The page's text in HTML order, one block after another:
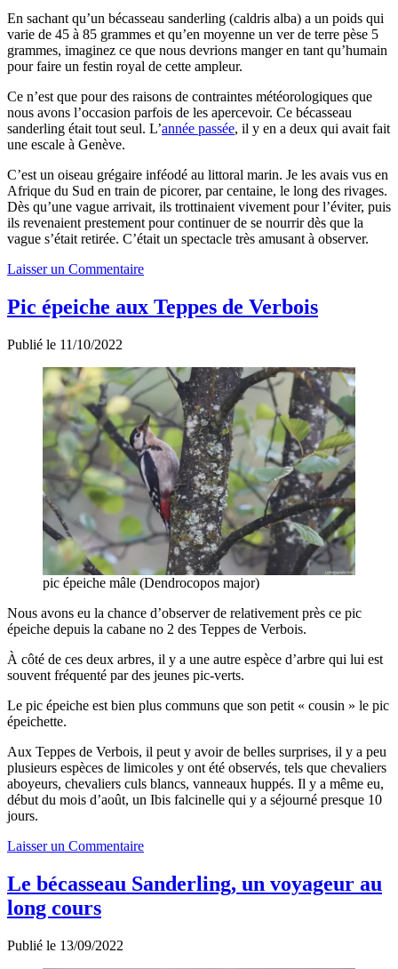
En sachant qu’un bécasseau sanderling (caldris alba) a un poids qui
varie de 45 à 85 grammes et qu’en moyenne un ver de terre pèse 5
grammes, imaginez ce que nous devrions manger en tant qu’humain
pour faire un festin royal de cette ampleur.
Ce n’est que pour des raisons de contraintes météorologiques que
nous avons l’occasion parfois de les apercevoir. Ce bécasseau
sanderling était tout seul. L’année passée, il y en a deux qui avait fait
une escale à Genève.
C’est un oiseau grégaire inféodé au littoral marin. Je les avais vus en
Afrique du Sud en train de picorer, par centaine, le long des rivages.
Dès qu’une vague arrivait, ils trottinaient vivement pour l’éviter, puis
ils revenaient prestement pour continuer de se nourrir dès que la
vague s’était retirée. C’était un spectacle très amusant à observer.
Laisser un Commentaire
Pic épeiche aux Teppes de Verbois
Publié le 11/10/2022
pic épeiche mâle (Dendrocopos major)
Nous avons eu la chance d’observer de relativement près ce pic
épeiche depuis la cabane no 2 des Teppes de Verbois.
À côté de ces deux arbres, il y a une autre espèce d’arbre qui lui est
souvent fréquenté par des jeunes pic-verts.
Le pic épeiche est bien plus communs que son petit « cousin » le pic
épeichette.
Aux Teppes de Verbois, il peut y avoir de belles surprises, il y a peu
plusieurs espèces de limicoles y ont été observés, tels que chevaliers
aboyeurs, chevaliers culs blancs, vanneaux huppés. Il y a même eu,
début du mois d’août, un Ibis falcinelle qui y a séjourné presque 10
jours.
Laisser un Commentaire
Le bécasseau Sanderling, un voyageur au
long cours
Publié le 13/09/2022